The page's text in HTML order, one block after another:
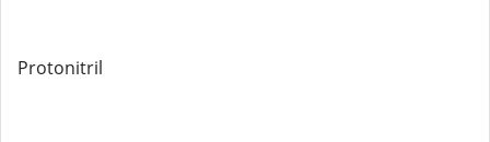
Protonitril